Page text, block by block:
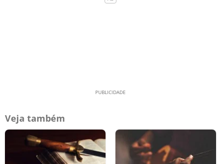
Veja também